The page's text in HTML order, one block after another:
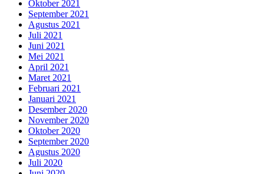
Oktober 2021
September 2021
Agustus 2021
Juli 2021
Juni 2021
Mei 2021
April 2021
Maret 2021
Februari 2021
Januari 2021
Desember 2020
November 2020
Oktober 2020
September 2020
Agustus 2020
Juli 2020